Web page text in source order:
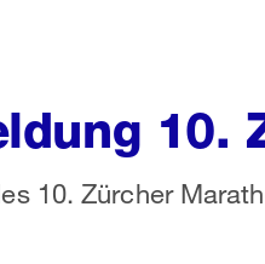
10.
10. Zürcher